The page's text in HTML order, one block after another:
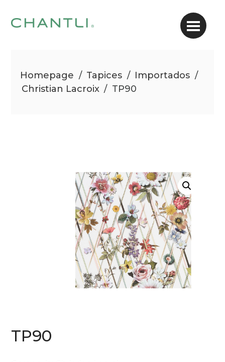
Homepage / Tapices / Importados /
Christian Lacroix / TP90
TP90